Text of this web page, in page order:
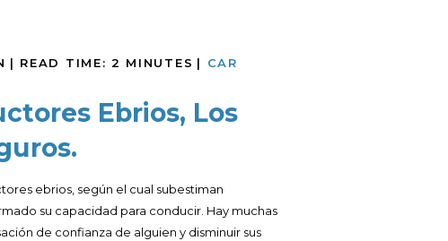
| READ TIME: 2 MINUTES | CAR
Ebrios, Los
ebrios, según el cual subestiman
su capacidad para conducir. Hay muchas
de confianza de alguien y disminuir sus